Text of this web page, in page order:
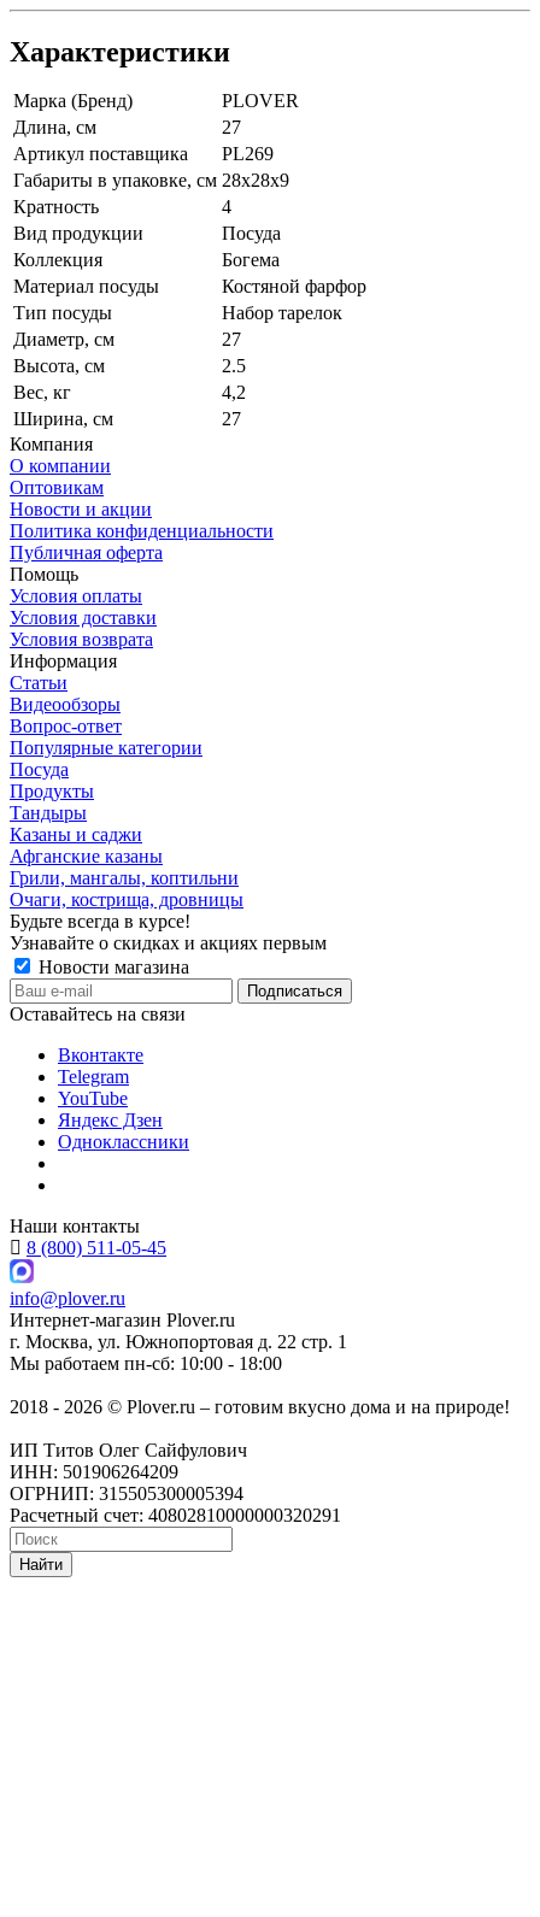
Характеристики
Марка (Бренд)
PLOVER
Длина, см
27
Артикул поставщика
PL269
Габариты в упаковке, см 28х28х9
Кратность
4
Вид продукции
Посуда
Коллекция
Богема
Материал посуды
Костяной фарфор
Тип посуды
Набор тарелок
Диаметр, см
27
Высота, см
2.5
Вес, кг
4,2
Ширина, см
27
Компания
О компании
Оптовикам
Новости и акции
Политика конфиденциальности
Публичная оферта
Помощь
Условия оплаты
Условия доставки
Условия возврата
Информация
Статьи
Видеообзоры
Вопрос-ответ
Популярные категории
Посуда
Продукты
Тандыры
Казаны и саджи
Афганские казаны
Грили, мангалы, коптильни
Очаги, кострища, дровницы
Будьте всегда в курсе!
Узнавайте о скидках и акциях первым
Новости магазина
Оставайтесь на связи
Вконтакте
Telegram
YouTube
Яндекс Дзен
Одноклассники
Наши контакты
8 (800) 511-05-45
info@plover.ru
Интернет-магазин Plover.ru
г. Москва, ул. Южнопортовая д. 22 стр. 1
Мы работаем пн-сб: 10:00 - 18:00
2018 - 2026 © Plover.ru – готовим вкусно дома и на природе!
ИП Титов Олег Сайфулович
ИНН: 501906264209
ОГРНИП: 315505300005394
Расчетный счет: 40802810000000320291
Найти